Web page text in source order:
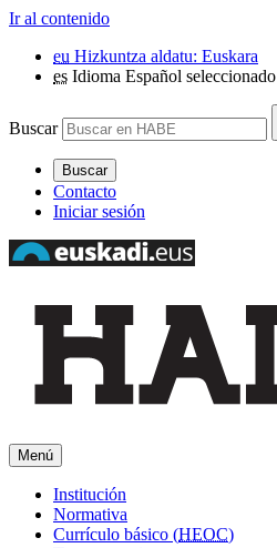
Ir al contenido
eu Hizkuntza aldatu: Euskara
es Idioma Español seleccionado
Buscar
Buscar
Contacto
Iniciar sesión
Menú
Institución
Normativa
Currículo básico (HEOC)